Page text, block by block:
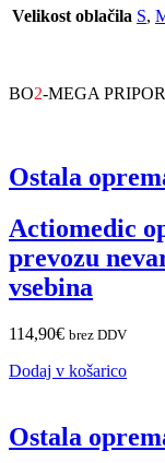
Velikost oblačila S,
BO2-MEGA
Ostala
Actiomedic
prevozu
vsebina
114,90€ brez DDV
Dodaj v košarico
Ostala